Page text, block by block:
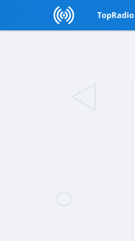
TopRadio